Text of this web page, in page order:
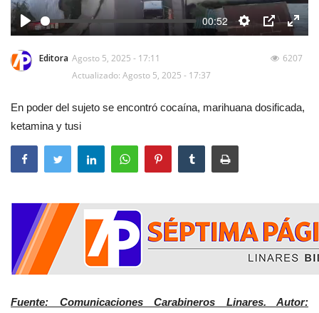
Play
00:52
Settings
PIP
Enter
Editora Agosto 5, 2025 - 17:11
Actualizado: Agosto 5, 2025 - 17:37
6207
En poder del sujeto se encontró cocaína, marihuana dosificada,
ketamina y tusi
Fuente: Comunicaciones Carabineros Linares. Autor: